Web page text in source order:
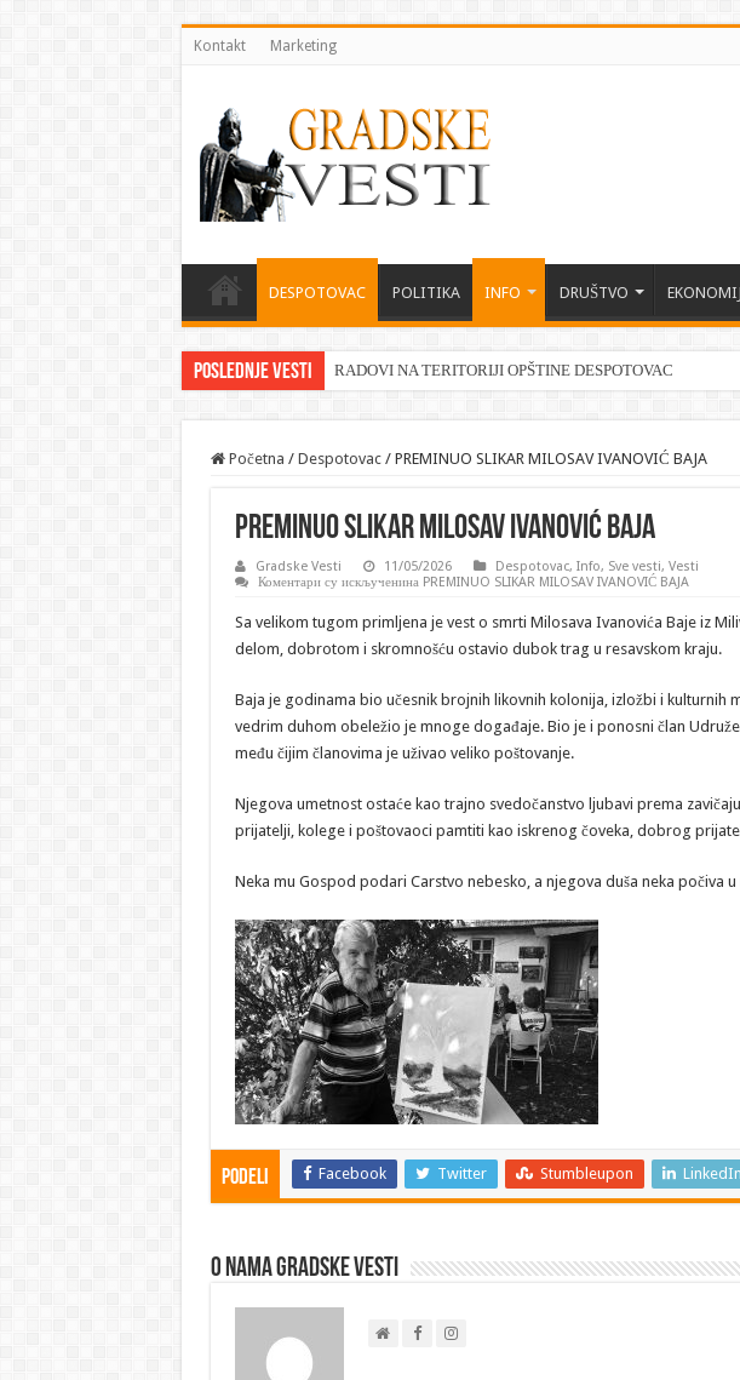
Kontakt Marketing
DESPOTOVAC POLITIKA INFO DRUŠTVO
Poslednje vesti RADOVI NA TERITORIJI OPŠTINE DESPOTOVAC
Početna / Despotovac / PREMINUO SLIKAR MILOSAV IVANOVIĆ BAJA
PREMINUO SLIKAR MILOSAV IVANOVIĆ BAJA
Gradske Vesti 11/05/2026 Despotovac, Info, Sve vesti, Vesti
Коментари су искљученина PREMINUO SLIKAR MILOSAV IVANOVIĆ BAJA
Sa velikom tugom primljena je vest o smrti Milosava Ivanovića Baje iz
delom, dobrotom i skromnošću ostavio dubok trag u resavskom kraju.
Baja je godinama bio učesnik brojnih likovnih kolonija, izložbi i kulturnih
vedrim duhom obeležio je mnoge događaje. Bio je i ponosni član
među čijim članovima je uživao veliko poštovanje.
Njegova umetnost ostaće kao trajno svedočanstvo ljubavi prema
prijatelji, kolege i poštovaoci pamtiti kao iskrenog čoveka, dobrog
Neka mu Gospod podari Carstvo nebesko, a njegova duša neka počiva u
Podeli Facebook Twitter Stumbleupon LinkedIn
O nama Gradske Vesti